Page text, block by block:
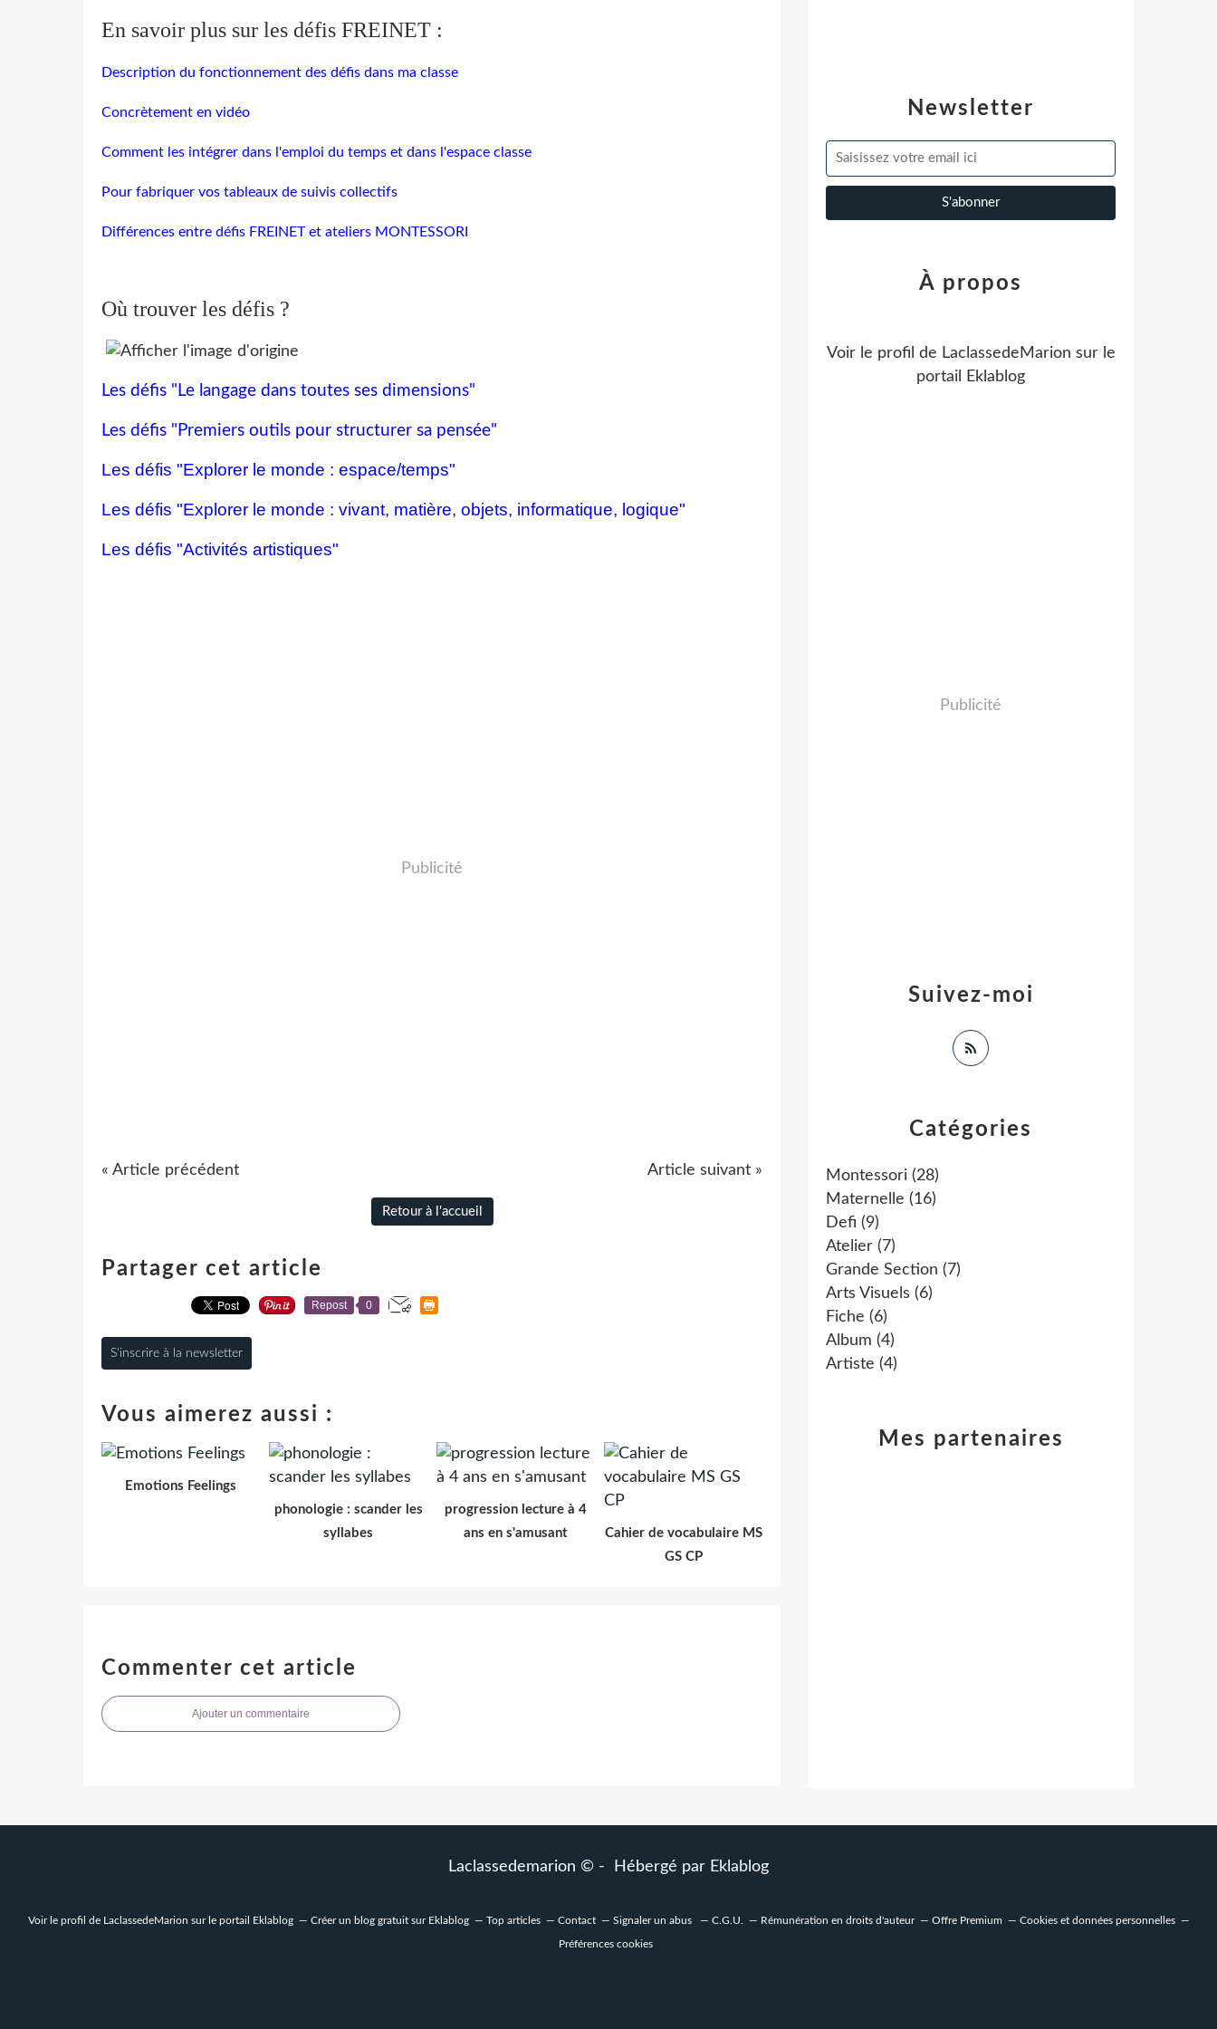
En savoir plus sur les défis FREINET :
Description du fonctionnement des défis dans ma classe
Concrètement en vidéo
Comment les intégrer dans l'emploi du temps et dans l'espace classe
Pour fabriquer vos tableaux de suivis collectifs
Différences entre défis FREINET et ateliers MONTESSORI
Où trouver les défis ?
Les défis "Le langage dans toutes ses dimensions"
Les défis "Premiers outils pour structurer sa pensée"
Les défis "Explorer le monde : espace/temps"
Les défis "Explorer le monde : vivant, matière, objets, informatique, logique"
Les défis "Activités artistiques"
Publicité
« Article précédent Article suivant »
Retour à l'accueil
Partager cet article
Repost 0
S'inscrire à la newsletter
Vous aimerez aussi :
Emotions Feelings
phonologie : scander les
syllabes
progression lecture à 4
ans en s'amusant
Cahier de vocabulaire MS
GS CP
Commenter cet article
Ajouter un commentaire
Newsletter
Catégories
Montessori (28)
Maternelle (16)
Defi (9)
Atelier (7)
Grande Section (7)
Arts Visuels (6)
Fiche (6)
Album (4)
Artiste (4)
Suivez-moi
À propos
Voir le profil de LaclassedeMarion sur le
portail Eklablog
Mes partenaires
Publicité
Laclassedemarion © - Hébergé par Eklablog
Voir le profil de LaclassedeMarion sur le portail Eklablog Créer un blog gratuit sur Eklablog Top articles Contact Signaler un abus C.G.U. Rémunération en droits d'auteur Offre Premium Cookies et données personnelles
Préférences cookies